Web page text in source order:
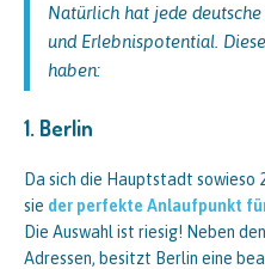
Natürlich hat jede
und Erlebnispotential.
haben:
1. Berlin
Da sich die Hauptstadt sowieso
sie der perfekte Anlaufpunkt
Die Auswahl ist riesig! Neben
Adressen, besitzt Berlin eine